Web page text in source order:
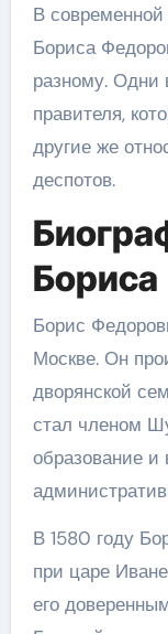
В современной
Бориса
разному. Одни
правителя,
другие же
деспотов.
Бориса
Борис
Москве. Он
дворянской
стал членом
образование
В 1580 году
при царе
его